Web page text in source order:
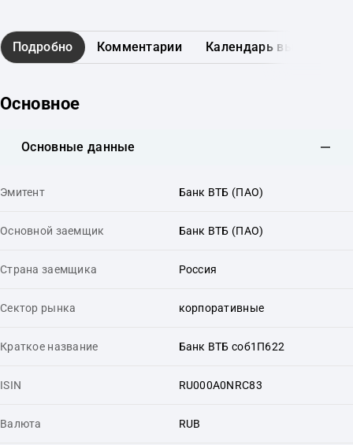
Подробно Комментарии Календарь выплат
Основное
Основные данные
Эмитент Банк ВТБ (ПАО)
Основной заемщик Банк ВТБ (ПАО)
Страна заемщика Россия
Сектор рынка корпоративные
Краткое название Банк ВТБ соб1П622
ISIN RU000A0NRC83
Валюта RUB